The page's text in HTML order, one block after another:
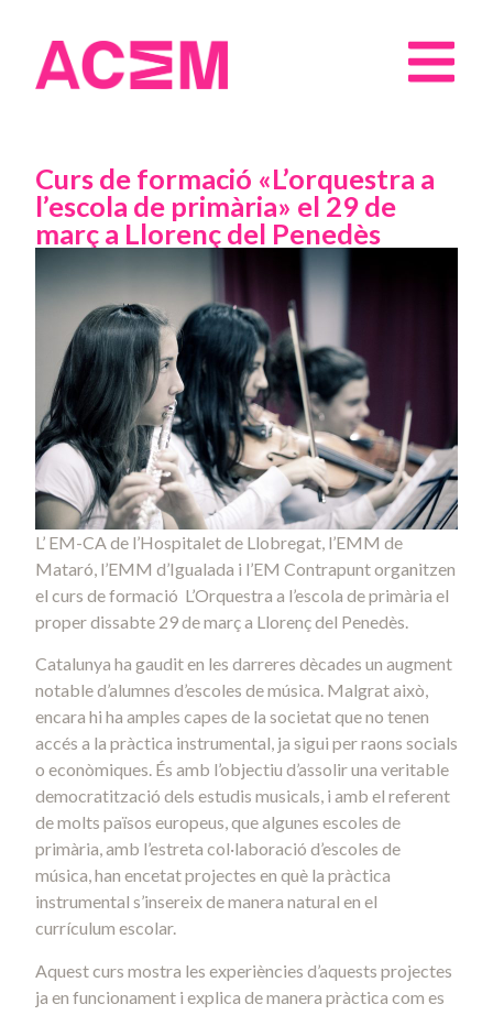
Curs de formació «L’orquestra a
l’escola de primària» el 29 de
març a Llorenç del Penedès
L’ EM-CA de l’Hospitalet de Llobregat, l’EMM de
Mataró, l’EMM d’Igualada i l’EM Contrapunt organitzen
el curs de formació L’Orquestra a l’escola de primària el
proper dissabte 29 de març a Llorenç del Penedès.
Catalunya ha gaudit en les darreres dècades un augment
notable d’alumnes d’escoles de música. Malgrat això,
encara hi ha amples capes de la societat que no tenen
accés a la pràctica instrumental, ja sigui per raons socials
o econòmiques. És amb l’objectiu d’assolir una veritable
democratització dels estudis musicals, i amb el referent
de molts països europeus, que algunes escoles de
primària, amb l’estreta col·laboració d’escoles de
música, han encetat projectes en què la pràctica
instrumental s’insereix de manera natural en el
currículum escolar.
Aquest curs mostra les experiències d’aquests projectes
ja en funcionament i explica de manera pràctica com es